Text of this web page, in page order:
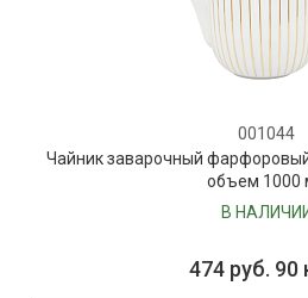
001044
Чайник заварочный фарфоровый
объем 1000
В
474 руб. 90